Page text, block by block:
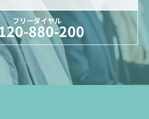
フリーダイヤル
880-200